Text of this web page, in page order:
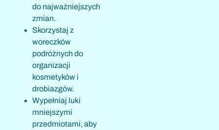
do najważniejszych
zmian.
Skorzystaj z
woreczków
podróżnych do
organizacji
kosmetyków i
drobiazgów.
Wypełniaj luki
mniejszymi
przedmiotami, aby